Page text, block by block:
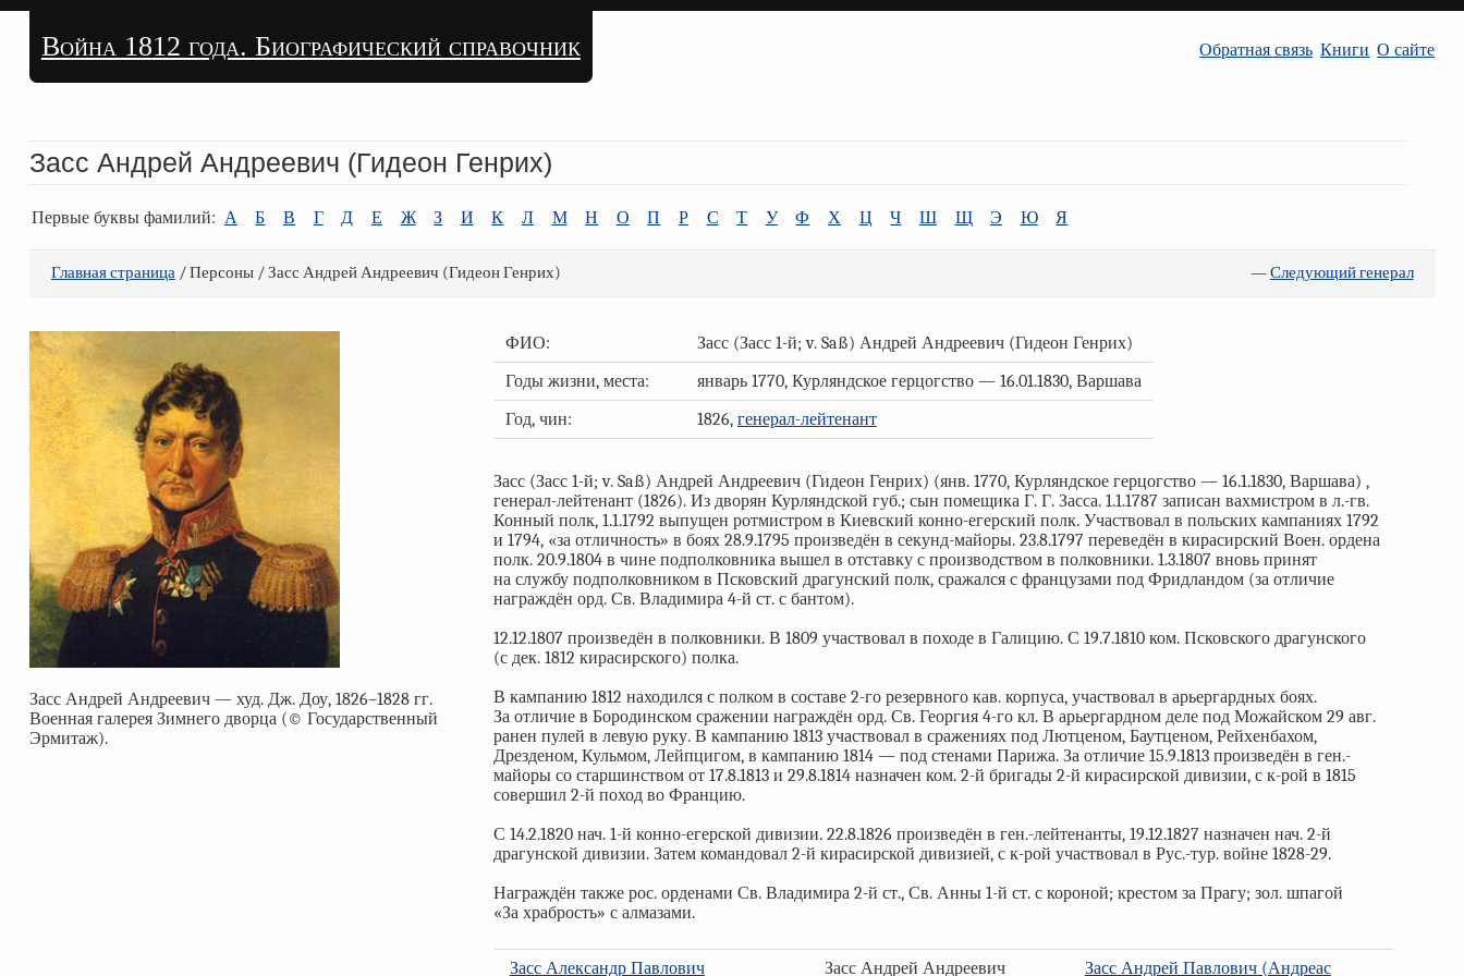
Война 1812 года. Биографический справочник Обратная связь Книги О сайте
Засс Андрей Андреевич (Гидеон Генрих)
Первые буквы фамилий: А Б В Г Д Е Ж З И К Л М Н О П Р С Т У Ф Х Ц Ч Ш Щ Э Ю Я
Главная страница/ Персоны / Засс Андрей Андреевич (Гидеон Генрих) —Следующий генерал
Засс Андрей Андреевич — худ. Дж. Доу, 1826–1828 гг.
Военная галерея Зимнего дворца (© Государственный
Эрмитаж).
ФИО:
Засс (Засс 1-й; v. Saß) Андрей Андреевич (Гидеон Генрих)
Годы жизни, места:
январь 1770, Курляндское герцогство — 16.01.1830, Варшава
Год, чин:
1826, генерал-лейтенант
Засс (Засс 1-й; v. Saß) Андрей Андреевич (Гидеон Генрих) (янв. 1770, Курляндское герцогство — 16.1.1830, Варшава) ,
генерал-лейтенант (1826). Из дворян Курляндской губ.; сын помещика Г. Г. Засса. 1.1.1787 записан вахмистром в л.-гв.
Конный полк, 1.1.1792 выпущен ротмистром в Киевский конно-егерский полк. Участвовал в польских кампаниях 1792
и 1794, «за отличность» в боях 28.9.1795 произведён в секунд-майоры. 23.8.1797 переведён в кирасирский Воен. ордена
полк. 20.9.1804 в чине подполковника вышел в отставку с производством в полковники. 1.3.1807 вновь принят
на службу подполковником в Псковский драгунский полк, сражался с французами под Фридландом (за отличие
награждён орд. Св. Владимира 4-й ст. с бантом).
12.12.1807 произведён в полковники. В 1809 участвовал в походе в Галицию. С 19.7.1810 ком. Псковского драгунского
(с дек. 1812 кирасирского) полка.
В кампанию 1812 находился с полком в составе 2-го резервного кав. корпуса, участвовал в арьергардных боях.
За отличие в Бородинском сражении награждён орд. Св. Георгия 4-го кл. В арьергардном деле под Можайском 29 авг.
ранен пулей в левую руку. В кампанию 1813 участвовал в сражениях под Лютценом, Баутценом, Рейхенбахом,
Дрезденом, Кульмом, Лейпцигом, в кампанию 1814 — под стенами Парижа. За отличие 15.9.1813 произведён в ген.-
майоры со старшинством от 17.8.1813 и 29.8.1814 назначен ком. 2-й бригады 2-й кирасирской дивизии, с к-рой в 1815
совершил 2-й поход во Францию.
С 14.2.1820 нач. 1-й конно-егерской дивизии. 22.8.1826 произведён в ген.-лейтенанты, 19.12.1827 назначен нач. 2-й
драгунской дивизии. Затем командовал 2-й кирасирской дивизией, с к-рой участвовал в Рус.-тур. войне 1828-29.
Награждён также рос. орденами Св. Владимира 2-й ст., Св. Анны 1-й ст. с короной; крестом за Прагу; зол. шпагой
«За храбрость» с алмазами.
Засс Александр Павлович Засс Андрей Андреевич Засс Андрей Павлович (Андреас